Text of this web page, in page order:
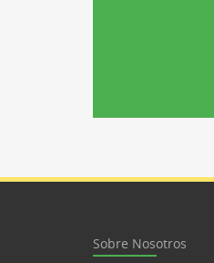
Sobre Nosotros